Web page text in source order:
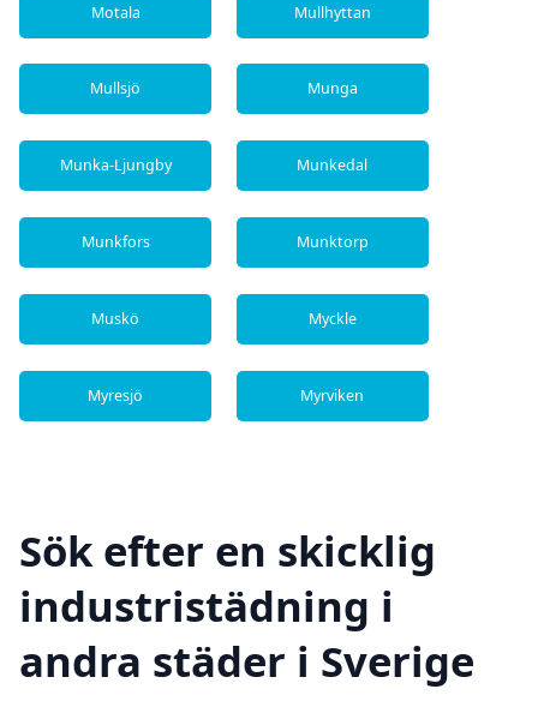
Motala Mullhyttan
Mullsjö Munga
Munka-Ljungby Munkedal
Munkfors Munktorp
Muskö Myckle
Myresjö Myrviken
Sök efter en skicklig
industristädning i
andra städer i Sverige